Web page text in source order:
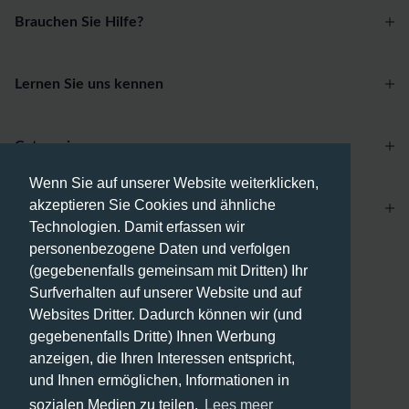
Wenn Sie auf unserer Website weiterklicken,
akzeptieren Sie Cookies und ähnliche
Technologien. Damit erfassen wir
personenbezogene Daten und verfolgen
(gegebenenfalls gemeinsam mit Dritten) Ihr
Surfverhalten auf unserer Website und auf
Websites Dritter. Dadurch können wir (und
gegebenenfalls Dritte) Ihnen Werbung
anzeigen, die Ihren Interessen entspricht,
und Ihnen ermöglichen, Informationen in
sozialen Medien zu teilen.
Lees meer
Brauchen Sie Hilfe?
Lernen Sie uns kennen
Zahlungsmethoden
Versandmethoden
Categories
Account